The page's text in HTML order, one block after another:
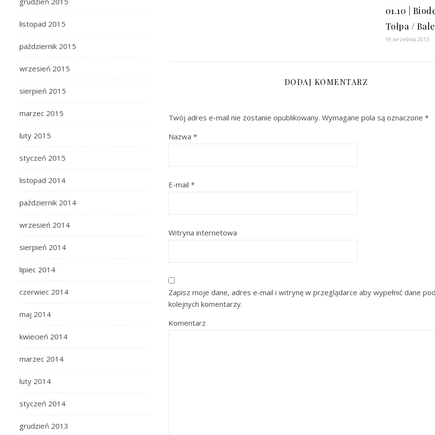
listopad 2015
październik 2015
wrzesień 2015
sierpień 2015
marzec 2015
luty 2015
styczeń 2015
listopad 2014
październik 2014
wrzesień 2014
sierpień 2014
lipiec 2014
czerwiec 2014
maj 2014
kwiecień 2014
marzec 2014
luty 2014
styczeń 2014
grudzień 2013
01.10 |
Tołpa /
19 września 2015
DODAJ KOMENTARZ
Twój adres e-mail nie zostanie opublikowany. Wymagane pola są oznaczone *
Nazwa *
E-mail *
Witryna internetowa
Zapisz moje dane, adres e-mail i witrynę w przeglądarce aby wypełnić dane
kolejnych komentarzy.
Komentarz